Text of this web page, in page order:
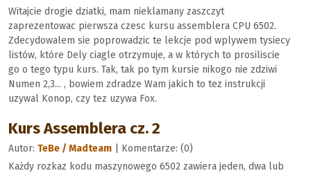
Witajcie drogie dziatki, mam nieklamany zaszczyt
zaprezentowac pierwsza czesc kursu assemblera CPU 6502.
Zdecydowalem sie poprowadzic te lekcje pod wplywem tysiecy
listów, które Dely ciagle otrzymuje, a w których to prosiliscie
go o tego typu kurs. Tak, tak po tym kursie nikogo nie zdziwi
Numen 2,3... , bowiem zdradze Wam jakich to tez instrukcji
uzywal Konop, czy tez uzywa Fox.
Kurs Assemblera cz. 2
Autor: TeBe / Madteam | Komentarze: (0)
Każdy rozkaz kodu maszynowego 6502 zawiera jeden, dwa lub